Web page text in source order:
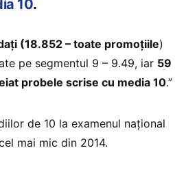
10.
(18.852 – toate promoțiile)
pe segmentul 9 – 9.49, iar 59
probele scrise cu media 10.”
de 10 la examenul național
mai mic din 2014.